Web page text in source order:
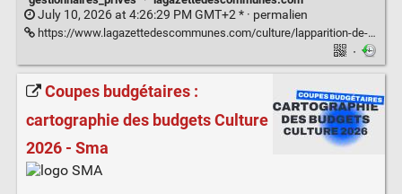
July 10, 2026 at 4:26:29 PM GMT+2 * · permalien
https://www.lagazettedescommunes.com/culture/lapparition-de-gestionnaires-prives-dans-les-equipements-culturels-locaux-provoque-des-remous.3QR6AZFOIFHJTMB76QWKTQBGZI.html
·
Coupes budgétaires :
cartographie des budgets Culture
2026 - Sma